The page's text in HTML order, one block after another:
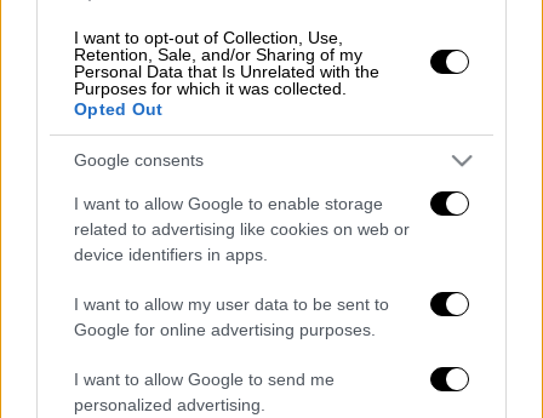
I want to opt-out of Collection, Use,
Retention, Sale, and/or Sharing of my
Personal Data that Is Unrelated with the
Purposes for which it was collected.
Opted Out
Google consents
I want to allow Google to enable storage
related to advertising like cookies on web or
device identifiers in apps.
I want to allow my user data to be sent to
Google for online advertising purposes.
I want to allow Google to send me
personalized advertising.
προβληματισμός της ΕΛΑΣ
Ο χώρος αποκλείστηκε από αστυνομικές
δυνάμεις, που διενεργούν έρευνα για τους
δράστες.
Κοντά στο ξενοδοχείο βρέθηκε
και εξετάζεται αν είναι των δραστών.
Τα σχολιά σας δημοσιεύονται άμεσα με δική σας ευθύνη. Το
ΕΘΝΟΣ θα παρεμβαίνει και τα προσβλητικά σχόλια θα